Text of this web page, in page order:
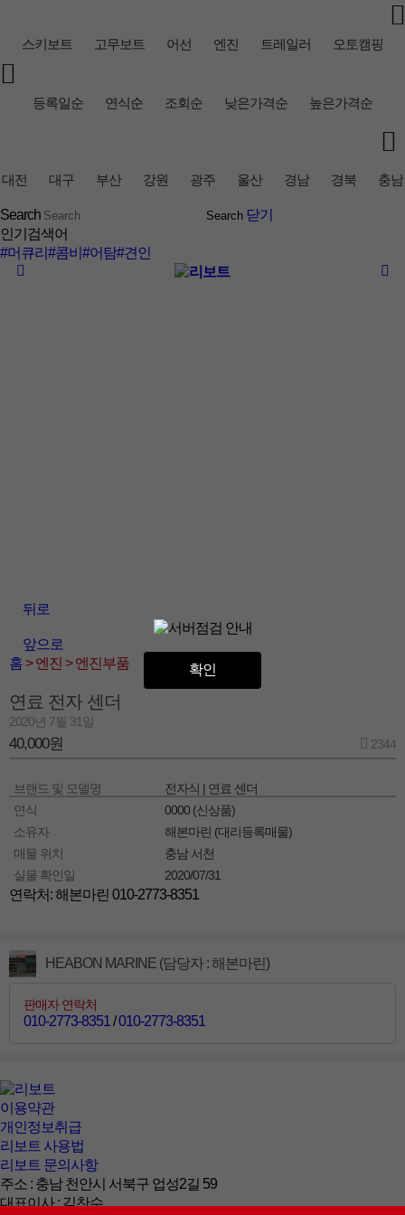
확인
스키보트 고무보트 어선 엔진 트레일러 오토캠핑
등록일순 연식순 조회순 낮은가격순 높은가격순
대전 대구 부산 강원 광주 울산 경남 경북 충남
Search
닫기
인기검색어
#머큐리 #콤비 #어탐#견인
뒤로
앞으로
홈 > 엔진 > 엔진부품
연료 전자 센더
2020년 7월 31일
40,000원 2344
브랜드 및 모델명
전자식 | 연료 센더
연식
0000 (신상품)
소유자
해본마린 (대리등록매물)
매물 위치
충남 서천
실물 확인일
2020/07/31
연락처: 해본마린 010-2773-8351
HEABON MARINE (담당자 : 해본마린)
판매자 연락처
010-2773-8351 /010-2773-8351
이용약관
개인정보취급
리보트 사용법
리보트 문의사항
주소 : 충남 천안시 서북구 업성2길 59
대표이사 : 김찬수